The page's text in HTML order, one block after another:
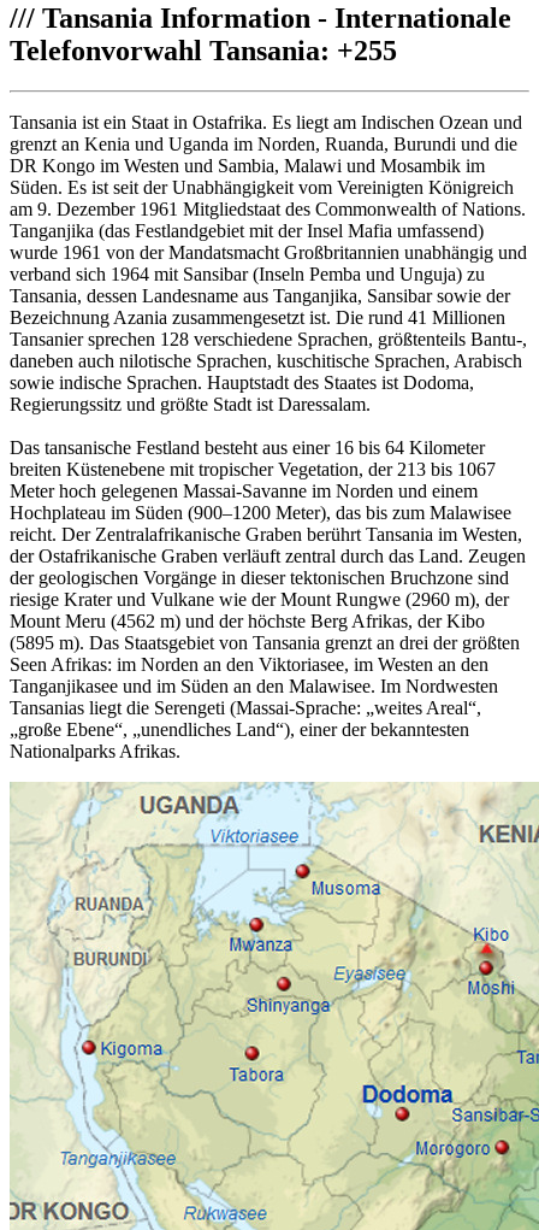
/// Tansania Information - Internationale
Telefonvorwahl Tansania: +255
Tansania ist ein Staat in Ostafrika. Es liegt am Indischen Ozean und
grenzt an Kenia und Uganda im Norden, Ruanda, Burundi und die
DR Kongo im Westen und Sambia, Malawi und Mosambik im
Süden. Es ist seit der Unabhängigkeit vom Vereinigten Königreich
am 9. Dezember 1961 Mitgliedstaat des Commonwealth of Nations.
Tanganjika (das Festlandgebiet mit der Insel Mafia umfassend)
wurde 1961 von der Mandatsmacht Großbritannien unabhängig und
verband sich 1964 mit Sansibar (Inseln Pemba und Unguja) zu
Tansania, dessen Landesname aus Tanganjika, Sansibar sowie der
Bezeichnung Azania zusammengesetzt ist. Die rund 41 Millionen
Tansanier sprechen 128 verschiedene Sprachen, größtenteils Bantu-,
daneben auch nilotische Sprachen, kuschitische Sprachen, Arabisch
sowie indische Sprachen. Hauptstadt des Staates ist Dodoma,
Regierungssitz und größte Stadt ist Daressalam.
Das tansanische Festland besteht aus einer 16 bis 64 Kilometer
breiten Küstenebene mit tropischer Vegetation, der 213 bis 1067
Meter hoch gelegenen Massai-Savanne im Norden und einem
Hochplateau im Süden (900–1200 Meter), das bis zum Malawisee
reicht. Der Zentralafrikanische Graben berührt Tansania im Westen,
der Ostafrikanische Graben verläuft zentral durch das Land. Zeugen
der geologischen Vorgänge in dieser tektonischen Bruchzone sind
riesige Krater und Vulkane wie der Mount Rungwe (2960 m), der
Mount Meru (4562 m) und der höchste Berg Afrikas, der Kibo
(5895 m). Das Staatsgebiet von Tansania grenzt an drei der größten
Seen Afrikas: im Norden an den Viktoriasee, im Westen an den
Tanganjikasee und im Süden an den Malawisee. Im Nordwesten
Tansanias liegt die Serengeti (Massai-Sprache: „weites Areal“,
„große Ebene“, „unendliches Land“), einer der bekanntesten
Nationalparks Afrikas.